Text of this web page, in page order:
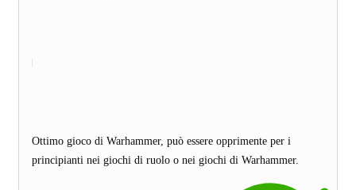
Ottimo gioco di Warhammer, può essere opprimente per i
principianti nei giochi di ruolo o nei giochi di Warhammer.